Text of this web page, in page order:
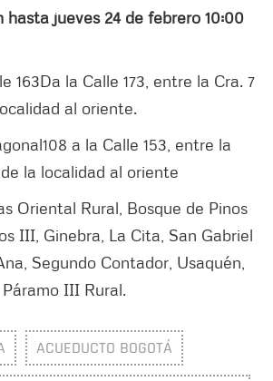
hasta jueves 24 de febrero 10:00
163Da la Calle 173, entre la Cra. 7
al oriente.
a la Calle 153, entre la
la localidad al oriente
Oriental Rural, Bosque de Pinos
III, Ginebra, La Cita, San Gabriel
Segundo Contador, Usaquén,
III Rural.
ACUEDUCTO BOGOTÁ